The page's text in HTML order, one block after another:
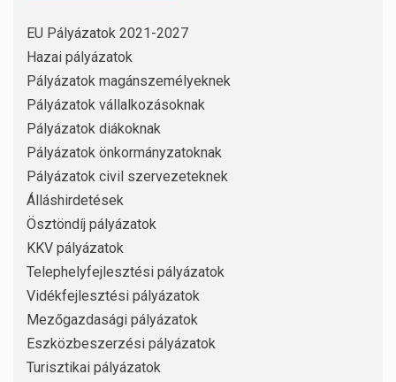
EU Pályázatok 2021-2027
Hazai pályázatok
Pályázatok magánszemélyeknek
Pályázatok vállalkozásoknak
Pályázatok diákoknak
Pályázatok önkormányzatoknak
Pályázatok civil szervezeteknek
Álláshirdetések
Ösztöndíj pályázatok
KKV pályázatok
Telephelyfejlesztési pályázatok
Vidékfejlesztési pályázatok
Mezőgazdasági pályázatok
Eszközbeszerzési pályázatok
Turisztikai pályázatok